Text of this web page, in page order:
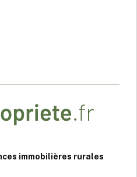
immobilières rurales